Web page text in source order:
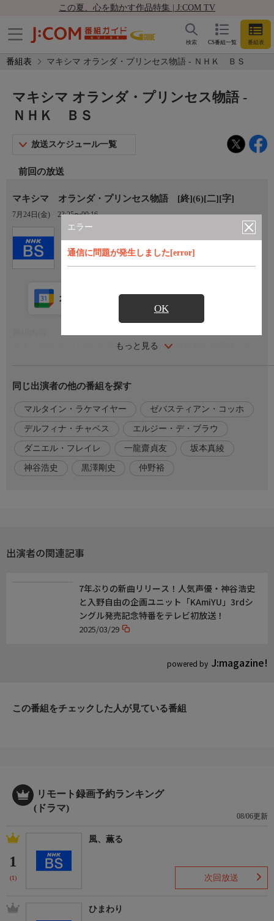
この夏、心を動かす作品特集 | J:COM TV
CS番組一覧 番組表
検索
番組表 マキシマ オランダ・プリンセス物語 - ＮＨＫ ＢＳ
エラー
通信に問題が発生しました[error]
OK
マキシマ オランダ・プリンセス物語 -
ＮＨＫ ＢＳ
放送スケジュール一覧
前回の放送
マキシマ オランダ・プリンセス物語 [終](6)[二][字]
7月24日(金) 23:25〜00:16
もっと見る
カレンダー登録 アプリ視聴
マキシマはウィレムから正式にプロポーズされ喜んで受け入れ
るなら議会は結婚を承認しないと首相たちに言われ、マキシマは
強く反発する。ホルヘのことがオランダ中で騒がれているなか、
さらにウィレムが失言をしてしまう。マキシマはベアトリクス女
王と話した後、父と直接話をするためアルゼンチンに行く。
出演者
【声】デルフィナ・チャベス…坂本真綾,マルタイン・ラケマイ
〜(オランダ)Millstreet Films制作〜
同じ出演者の他の番組を探す
マルタイン・ラケマイヤー ゼバスティアン・コッホ
デルフィナ・チャベス エルジー・デ・ブラウ
ダニエル・フレイレ 一龍齋貞友 坂本真綾
神谷浩史 黒澤剛史 仲野裕
出演者の関連記事
powered by J:magazine!
7年ぶりの新曲リリース！人気声優・神谷浩史
と入野自由の企画ユニット「KAmiYU」3rdシ
ングル発売記念特番をテレビ初放送！
2025/03/29
この番組をチェックした人が見ている番組
リモート録画予約ランキング
(ドラマ)
08/06更新
1
(1)
風、薫る
次回放送
ひまわり